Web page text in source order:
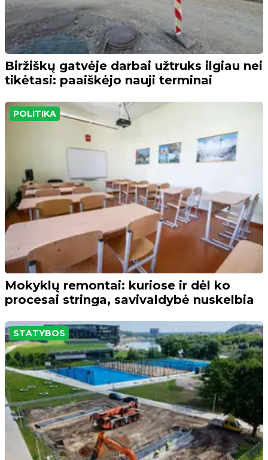
Biržiškų gatvėje darbai užtruks ilgiau nei
tikėtasi: paaiškėjo nauji terminai
POLITIKA
Mokyklų remontai: kuriose ir dėl ko
procesai stringa, savivaldybė nuskelbia
STATYBOS